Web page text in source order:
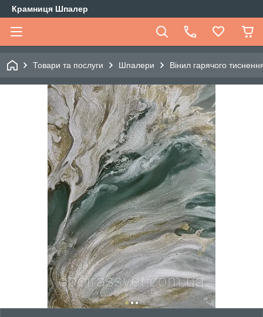
Крамниця Шпалер
Товари та послуги Шпалери Вінил гарячого